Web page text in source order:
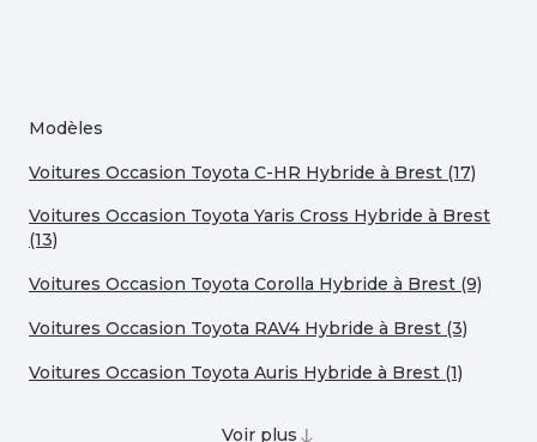
Modèles
Voitures Occasion Toyota C-HR Hybride à Brest (17)
Voitures Occasion Toyota Yaris Cross Hybride à Brest
(13)
Voitures Occasion Toyota Corolla Hybride à Brest (9)
Voitures Occasion Toyota RAV4 Hybride à Brest (3)
Voitures Occasion Toyota Auris Hybride à Brest (1)
Voir plus